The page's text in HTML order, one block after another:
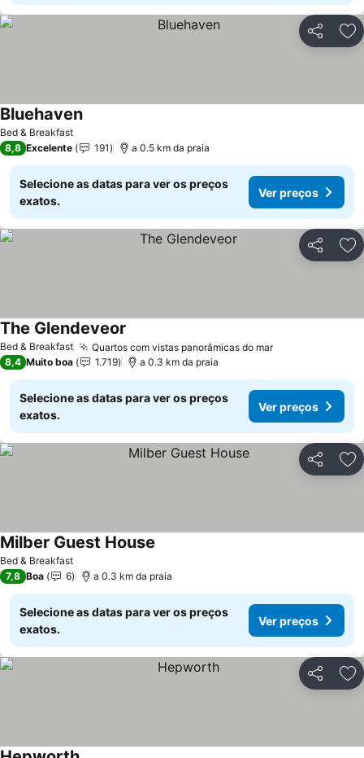
Partilhar
Bed & Breakfast
Bluehaven
8,8 Excelente 191 a 0.5 km da praia
Selecione as datas para ver os preços
exatos.
Ver preços
Partilhar
Bed & Breakfast Quartos com vistas panorâmicas do mar
The Glendeveor
8,4 Muito boa 1.719 a 0.3 km da praia
Selecione as datas para ver os preços
exatos.
Ver preços
Partilhar
Bed & Breakfast
Milber Guest House
7,8 Boa 6 a 0.3 km da praia
Selecione as datas para ver os preços
exatos.
Ver preços
Partilhar